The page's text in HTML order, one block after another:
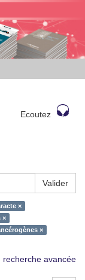
Ecoutez
Valider
×
×
×
recherche avancée